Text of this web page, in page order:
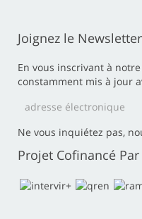
Joignez le Newsletter
En vous inscrivant à
constamment mis à jour
Ne vous inquiétez pas,
Projet Cofinancé Par